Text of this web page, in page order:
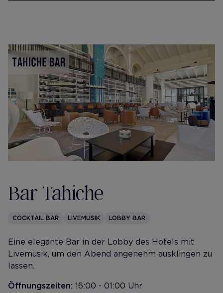
Bar Tahiche
COCKTAIL BAR LIVEMUSIK LOBBY BAR
Eine elegante Bar in der Lobby des Hotels mit
Livemusik, um den Abend angenehm ausklingen zu
lassen.
Öffnungszeiten: 16:00 - 01:00 Uhr